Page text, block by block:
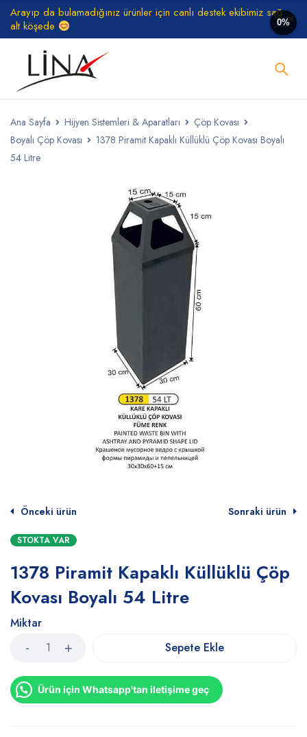
Arayıp da bulamadığınız ürünler için canlı destek ekibimiz sağ
alt köşede
Ana Sayfa Hijyen Sistemleri & Aparatları
Çöp Kovası
Boyalı Çöp Kovası
1378 Piramit Kapaklı Küllüklü Çöp Kovası Boyalı
54 Litre
Önceki ürün Sonraki ürün
STOKTA VAR
1378 Piramit Kapaklı Küllüklü Çöp
Kovası Boyalı 54 Litre
Miktar
Sepete Ekle
Ürün için Whatsapp'tan iletişime geç
0%